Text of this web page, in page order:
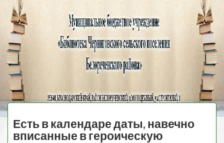
Черниговская
библиотека
МЕНЮ
Есть в календаре даты, навечно
вписанные в героическую